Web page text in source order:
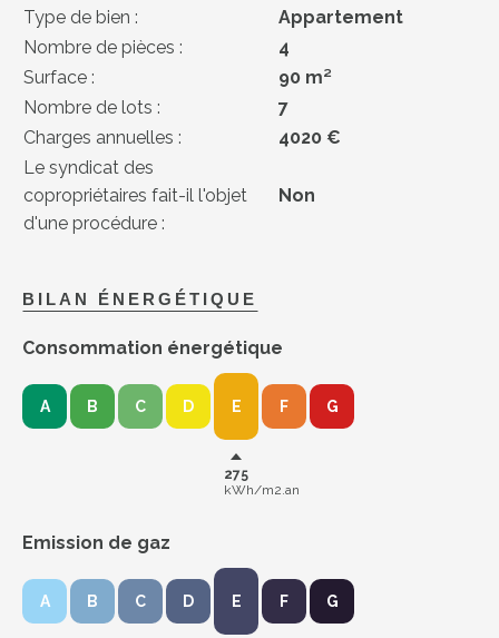
Type de bien :
Appartement
Nombre de pièces :
4
Surface :
90 m²
Nombre de lots :
7
Charges annuelles :
4020 €
Le syndicat des
copropriétaires fait-il l'objet
d'une procédure :
Non
BILAN ÉNERGÉTIQUE
Consommation énergétique
A B C D E
275
kWh/m2.an
F G
Emission de gaz
A B C D E F G